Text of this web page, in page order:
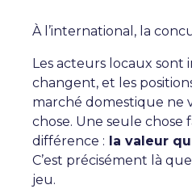
À l’international, la
Les acteurs locaux sont
changent, et les
marché domestique ne
chose. Une seule chose
différence : la valeur
C’est précisément là
jeu.